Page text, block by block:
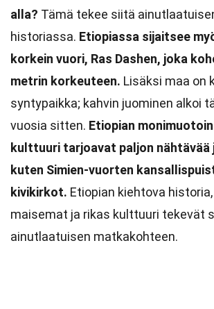
alla? Tämä tekee siitä
historiassa. Etiopiassa sijaitsee
korkein vuori, Ras Dashen, joka
metrin korkeuteen. Lisäksi maa on
syntypaikka; kahvin juominen alkoi
vuosia sitten. Etiopian
kulttuuri tarjoavat paljon nähtävää
kuten Simien-vuorten
kivikirkot. Etiopian kiehtova
maisemat ja rikas kulttuuri tekevät
ainutlaatuisen matkakohteen.